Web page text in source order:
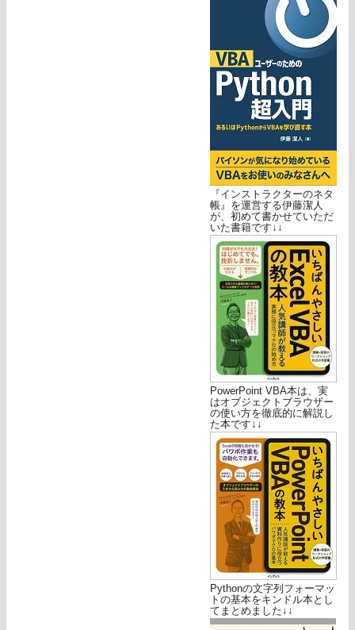
『インストラクターのネタ
帳』を運営する伊藤潔人
が、初めて書かせていただ
いた書籍です↓↓
PowerPoint VBA本は、実
はオブジェクトブラウザー
の使い方を徹底的に解説し
た本です↓↓
Pythonの文字列フォーマッ
トの基本をキンドル本とし
てまとめました↓↓